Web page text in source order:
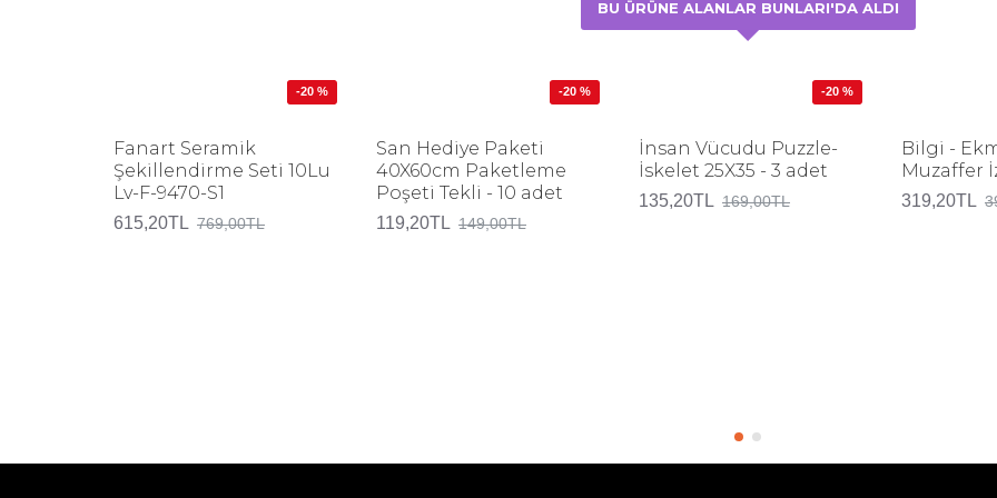
BU ÜRÜNE ALANLAR BUNLARI'DA ALDI
-20 %
Fanart Seramik
Şekillendirme Seti 10Lu
Lv-F-9470-S1
615,20TL 769,00TL
-20 %
San Hediye Paketi
40X60cm Paketleme
Poşeti Tekli - 10 adet
119,20TL 149,00TL
-20 %
İnsan Vücudu Puzzle-
İskelet 25X35 - 3 adet
135,20TL 169,00TL
Bilgi -
Muzaffer
319,20TL